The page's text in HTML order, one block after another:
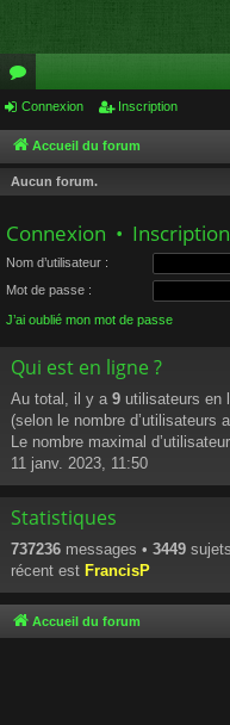
or
u
m
Connexion Inscription
Accueil du forum
Aucun forum.
Connexion • Inscription
Nom d’utilisateur :
Mot de passe :
J’ai oublié mon mot de passe
Qui est en ligne ?
Au total, il y a 9 utilisateurs en
(selon le nombre d’utilisateurs
Le nombre maximal
11 janv. 2023, 11:50
Statistiques
737236 messages • 3449
récent est FrancisP
Accueil du forum